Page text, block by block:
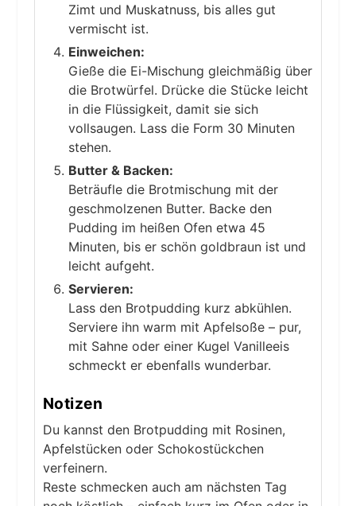
Zimt und Muskatnuss, bis alles gut
vermischt ist.
Einweichen:
Gieße die Ei-Mischung gleichmäßig über
die Brotwürfel. Drücke die Stücke leicht
in die Flüssigkeit, damit sie sich
vollsaugen. Lass die Form 30 Minuten
stehen.
Butter & Backen:
Beträufle die Brotmischung mit der
geschmolzenen Butter. Backe den
Pudding im heißen Ofen etwa 45
Minuten, bis er schön goldbraun ist und
leicht aufgeht.
Servieren:
Lass den Brotpudding kurz abkühlen.
Serviere ihn warm mit Apfelsoße – pur,
mit Sahne oder einer Kugel Vanilleeis
schmeckt er ebenfalls wunderbar.
Notizen
Du kannst den Brotpudding mit Rosinen,
Apfelstücken oder Schokostückchen
verfeinern.
Reste schmecken auch am nächsten Tag